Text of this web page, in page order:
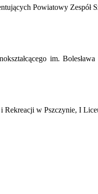
Powiatowy Zespół
im.
w Pszczynie, I